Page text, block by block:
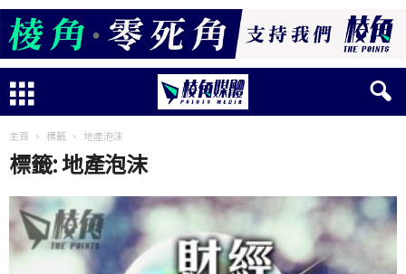
主頁 標籤 地產泡沫
標籤: 地產泡沫